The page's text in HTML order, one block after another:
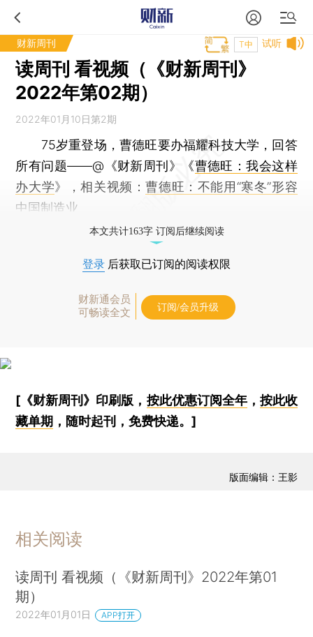
财新周刊 试听
T中
读周刊 看视频（《财新周刊》
2022年第02期）
2022年01月10日第2期
75岁重登场，曹德旺要办福耀科技大学，回答
所有问题——@《财新周刊》《曹德旺：我会这样
办大学》，相关视频：曹德旺：不能用“寒冬”形容
中国制造业
本文共计163字 订阅后继续阅读
登录 后获取已订阅的阅读权限
财新通会员
可畅读全文
订阅/会员升级
[《财新周刊》印刷版， 按此优惠订阅全年， 按此收
藏单期 ，随时起刊，免费快递。]
版面编辑：王影
相关阅读
读周刊 看视频（《财新周刊》2022年第01
期）
2022年01月01日 APP打开